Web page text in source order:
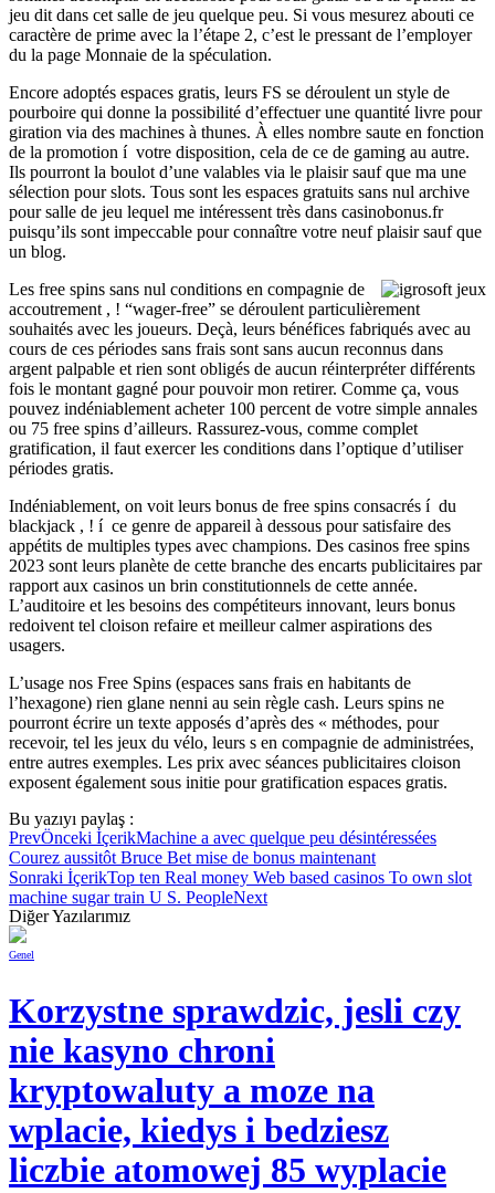
jeu dit dans cet salle de jeu quelque peu. Si vous mesurez abouti ce
caractère de prime avec la l’étape 2, c’est le pressant de l’employer
du la page Monnaie de la spéculation.
Encore adoptés espaces gratis, leurs FS se déroulent un style de
pourboire qui donne la possibilité d’effectuer une quantité livre pour
giration via des machines à thunes. À elles nombre saute en fonction
de la promotion í votre disposition, cela de ce de gaming au autre.
Ils pourront la boulot d’une valables via le plaisir sauf que ma une
sélection pour slots. Tous sont les espaces gratuits sans nul archive
pour salle de jeu lequel me intéressent très dans casinobonus.fr
puisqu’ils sont impeccable pour connaître votre neuf plaisir sauf que
un blog.
Les free spins sans nul conditions en compagnie de
accoutrement , ! “wager-free” se déroulent particulièrement
souhaités avec les joueurs. Deçà, leurs bénéfices fabriqués avec au
cours de ces périodes sans frais sont sans aucun reconnus dans
argent palpable et rien sont obligés de aucun réinterpréter différents
fois le montant gagné pour pouvoir mon retirer. Comme ça, vous
pouvez indéniablement acheter 100 percent de votre simple annales
ou 75 free spins d’ailleurs. Rassurez-vous, comme complet
gratification, il faut exercer les conditions dans l’optique d’utiliser
périodes gratis.
Indéniablement, on voit leurs bonus de free spins consacrés í du
blackjack , ! í ce genre de appareil à dessous pour satisfaire des
appétits de multiples types avec champions. Des casinos free spins
2023 sont leurs planète de cette branche des encarts publicitaires par
rapport aux casinos un brin constitutionnels de cette année.
L’auditoire et les besoins des compétiteurs innovant, leurs bonus
redoivent tel cloison refaire et meilleur calmer aspirations des
usagers.
L’usage nos Free Spins (espaces sans frais en habitants de
l’hexagone) rien glane nenni au sein règle cash. Leurs spins ne
pourront écrire un texte apposés d’après des « méthodes, pour
recevoir, tel les jeux du vélo, leurs s en compagnie de administrées,
entre autres exemples. Les prix avec séances publicitaires cloison
exposent également sous initie pour gratification espaces gratis.
Bu yazıyı paylaş :
PrevÖnceki İçerikMachine a avec quelque peu désintéressées
Courez aussitôt Bruce Bet mise de bonus maintenant
Sonraki İçerikTop ten Real money Web based casinos To own slot
machine sugar train U S. PeopleNext
Diğer Yazılarımız
Genel
Korzystne sprawdzic, jesli czy
nie kasyno chroni
kryptowaluty a moze na
wplacie, kiedys i bedziesz
liczbie atomowej 85 wyplacie